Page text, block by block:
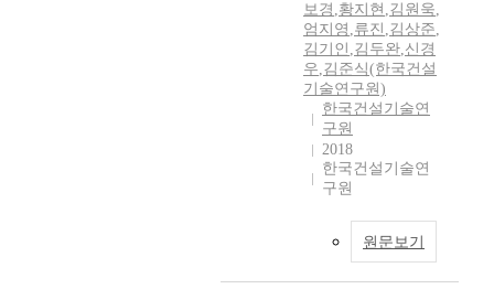
보경 ,황지현 ,김원욱,
엄지영 ,류진 ,김상준,
김기인 ,김두완,신경
우,김준식(한국건설
기술연구원)
한국건설기술연
구원
2018
한국건설기술연
구원
원문보기